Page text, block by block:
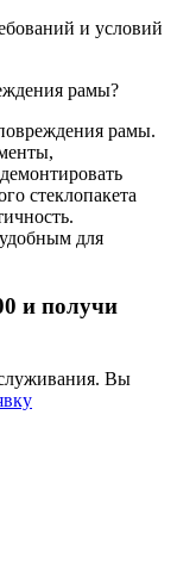
и условий
рамы?
рамы.
стеклопакета
для
и получи
Вы